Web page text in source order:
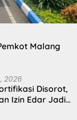
Malang
2026
Disorot,
Izin Edar Jadi